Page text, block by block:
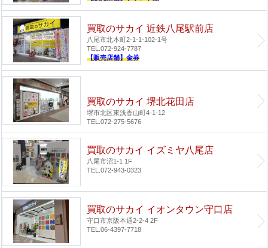
買取のサカイ 近鉄八尾駅前店
八尾市北本町2-1-1-102-1号
TEL.072-924-7787
【販売店舗】金券
買取のサカイ 堺北花田店
堺市北区東浅香山町4-1-12
TEL.072-275-5676
買取のサカイ イズミヤ八尾店
八尾市沼1-1 1F
TEL.072-943-0323
買取のサカイ イオンタウン守口店
守口市京阪本通2-2-4 2F
TEL.06-4397-7718